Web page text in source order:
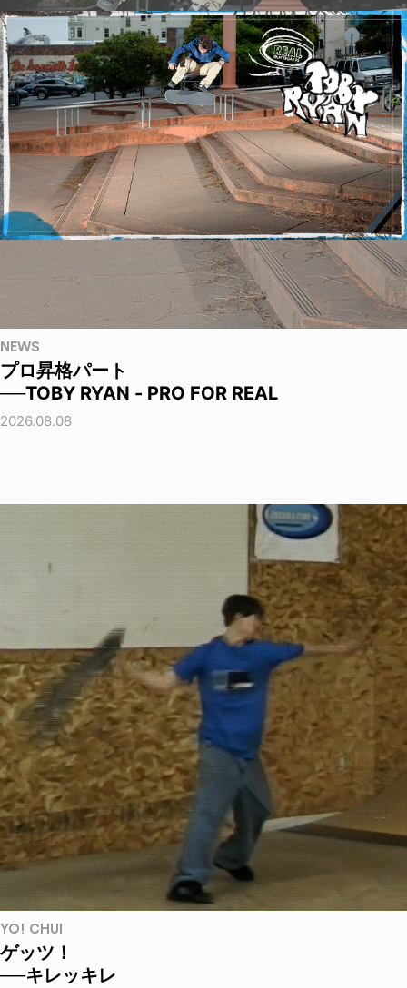
NEWS
プロ昇格パート
──TOBY RYAN - PRO FOR REAL
2026.08.08
YO! CHUI
ゲッツ！
──キレッキレ